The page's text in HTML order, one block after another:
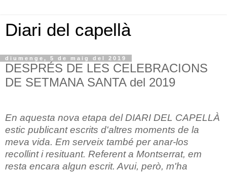
Diari del capellà
diumenge, 5 de maig del 2019
DESPRÉS DE LES CELEBRACIONS
DE SETMANA SANTA del 2019
En aquesta nova etapa del DIARI DEL CAPELLÀ
estic publicant escrits d'altres moments de la
meva vida. Em serveix també per anar-los
recollint i resituant. Referent a Montserrat, em
resta encara algun escrit. Avui, però, m'ha